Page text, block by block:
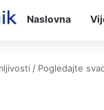
Naslovna
/ Pogledajte